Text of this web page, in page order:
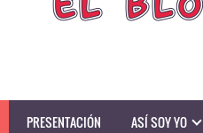
PRESENTACIÓN ASÍ SOY YO